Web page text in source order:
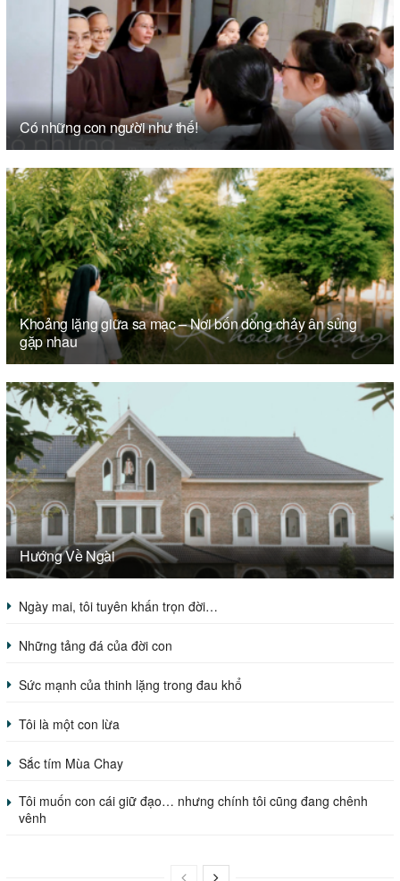
Có những con người như thế!
Khoảng lặng giữa sa mạc – Nơi bốn dòng chảy ân sủng
gặp nhau
Hướng Về Ngài
Ngày mai, tôi tuyên khấn trọn đời…
Những tảng đá của đời con
Sức mạnh của thinh lặng trong đau khổ
Tôi là một con lừa
Sắc tím Mùa Chay
Tôi muốn con cái giữ đạo… nhưng chính tôi cũng đang chênh
vênh